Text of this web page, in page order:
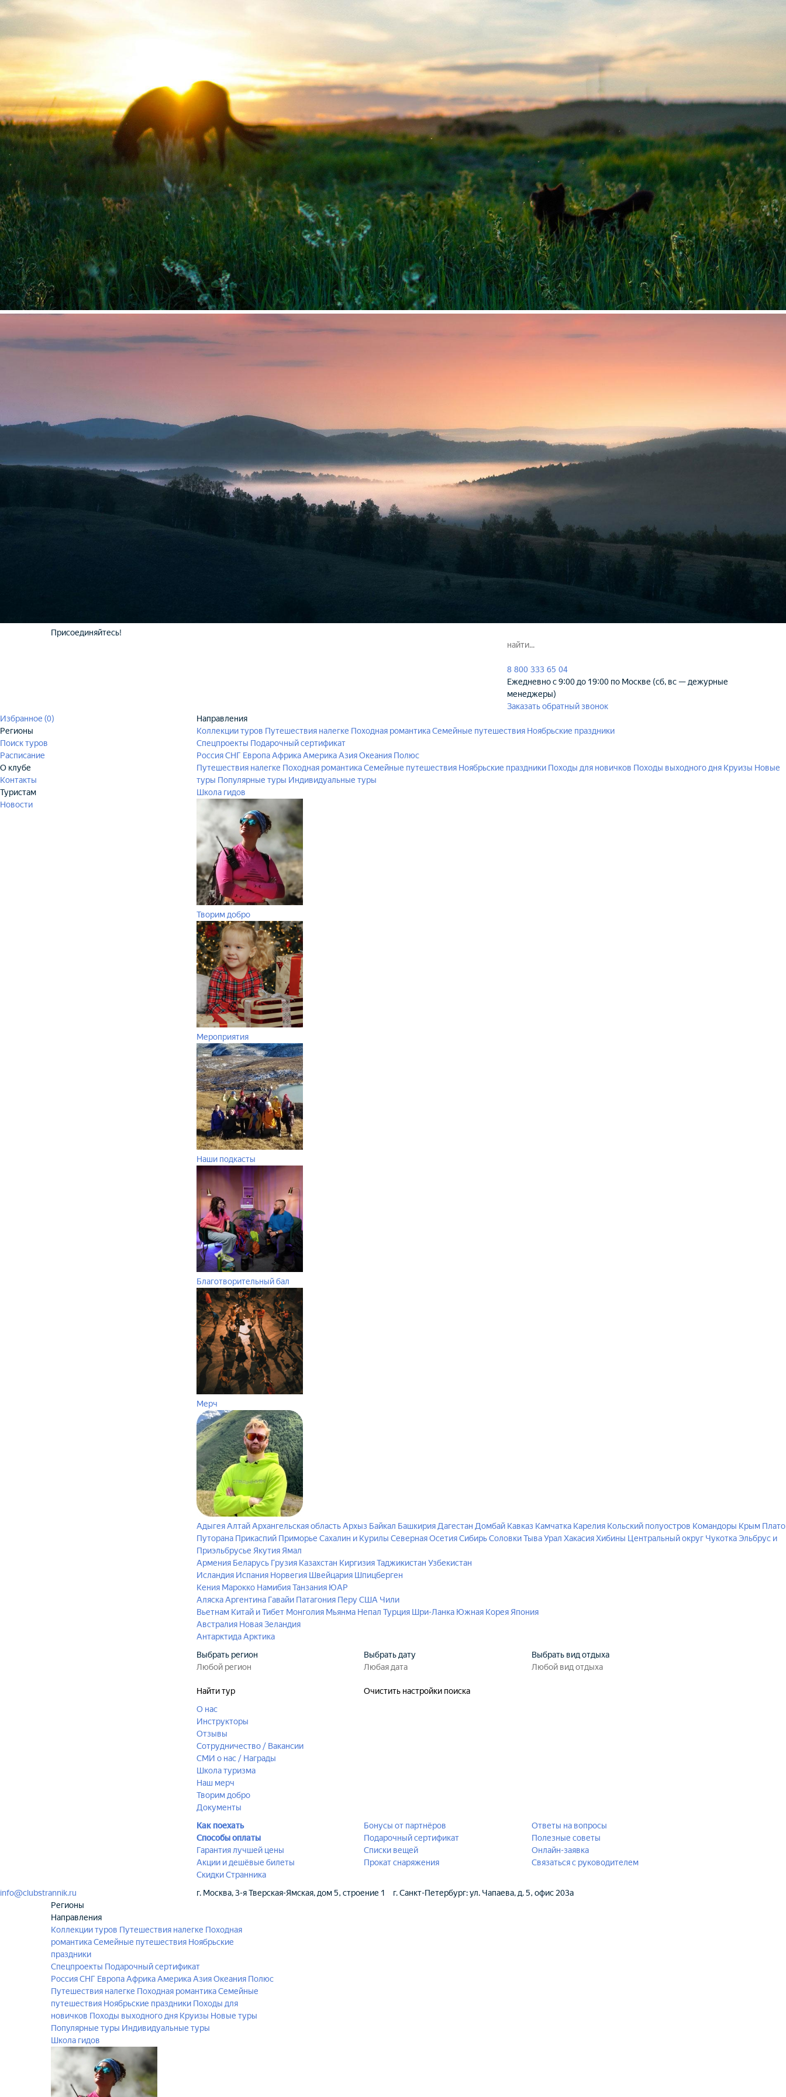
Присоединяйтесь!
8 800 333 65 04
Ежедневно с 9:00 до 19:00 по Москве (сб, вс — дежурные
менеджеры)
Заказать обратный звонок
Избранное (0)
Регионы
Поиск туров
Расписание
О клубе
Контакты
Туристам
Новости
Направления
Коллекции туров Путешествия налегке Походная романтикаСемейные путешествия Ноябрьские праздники
Спецпроекты Подарочный сертификат
РоссияСНГ ЕвропаАфрикаАмерикаАзияОкеания Полюс
Путешествия налегке Походная романтикаСемейные путешествия Ноябрьские праздники Походы для новичков Походы выходного дня Круизы Новые
туры Популярные туры Индивидуальные туры
Школа гидов
Творим добро
Мероприятия
Наши подкасты
Благотворительный бал
Мерч
АдыгеяАлтайАрхангельская областьАрхыз Байкал БашкирияДагестан Домбай Кавказ Камчатка Карелия Кольский полуостров Командоры Крым Плато
Путорана Прикаспий Приморье Сахалин и Курилы Северная ОсетияСибирьСоловкиТываУрал ХакасияХибины Центральный округ ЧукоткаЭльбрус и
Приэльбрусье ЯкутияЯмал
Армения Беларусь Грузия Казахстан КиргизияТаджикистан Узбекистан
Исландия Испания Норвегия Швейцария Шпицберген
Кения Марокко НамибияТанзания ЮАР
АляскаАргентина Гавайи Патагония Перу США Чили
Вьетнам Китай и Тибет Монголия Мьянма Непал Турция Шри-Ланка Южная КореяЯпония
Австралия Новая Зеландия
АнтарктидаАрктика
Выбрать регион
Выбрать дату Выбрать вид отдыха
Найти тур
Очистить настройки поиска
О нас
Инструкторы
Отзывы
Сотрудничество / Вакансии
СМИ о нас / Награды
Школа туризма
Наш мерч
Творим добро
Документы
Как поехать
Способы оплаты
Гарантия лучшей цены
Акции и дешёвые билеты
Скидки Странника
Бонусы от партнёров
Подарочный сертификат
Списки вещей
Прокат снаряжения
Ответы на вопросы
Полезные советы
Онлайн-заявка
Связаться с руководителем
info@clubstrannik.ru г. Москва, 3-я Тверская-Ямская, дом 5, строение 1
г. Санкт-Петербург: ул. Чапаева, д. 5, офис 203а
Регионы
Направления
Коллекции туров Путешествия налегке Походная
романтикаСемейные путешествия Ноябрьские
праздники
Спецпроекты Подарочный сертификат
РоссияСНГ ЕвропаАфрикаАмерикаАзияОкеания Полюс
Путешествия налегке Походная романтикаСемейные
путешествия Ноябрьские праздники Походы для
новичков Походы выходного дня Круизы Новые туры
Популярные туры Индивидуальные туры
Школа гидов